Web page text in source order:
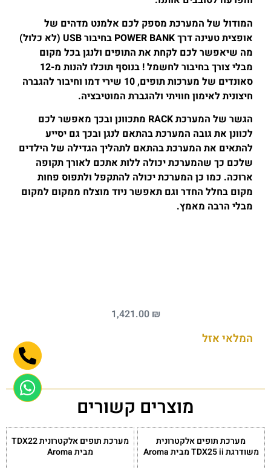
המודול של המערכת מספק לכם אלמנט מדהים של
אופצית טעינה דרך POWER BANK בחיבור USB (לא כלול)
מה שיאפשר לכם לקחת את התופים ולנגן בכל מקום
מבלי צורך בחיבור לחשמל ! בנוסף תוכלו להנות מ-12
סאונדים של מערכות תופים, 10 שירי דמו וחיבור להגברה
חיצונית לאימון חוויתי ולהגברת המוטיבציה.
הגשר של המערכת RACK מתכוונן ובכך מאפשר לכם
לכוונן את גובה המערכת בהתאם לנגן ובכך גם יסייע
להתאים את המערכת בהתאם לתהליך הגדילה של הילדים
שלכם כך שהמערכת יכולה ללות אתכם לאורך תקופה
ארוכה. כמו כן המערכת יכולה להתקפל ולתפוס פחות
מקום בחלל החדר וגם תאפשר ניוד מוצלח ממקום למקום
מבלי הרבה מאמץ.
1,421.00 ₪
המלאי אזל
מוצרים קשורים
מערכת תופים אלקטרונית
משודרגת TDX25 ii מבית Aroma
מערכת תופים אלקטרונית TDX22
מבית Aroma